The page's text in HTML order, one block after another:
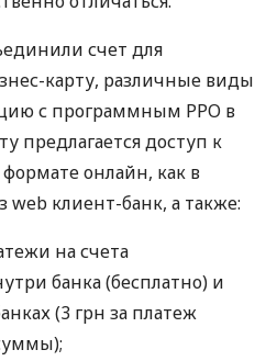
счет для
карту, различные виды
с программным РРО в
предлагается доступ к
онлайн, как в
web клиент-банк, а также:
на счета
банка (бесплатно) и
(3 грн за платеж